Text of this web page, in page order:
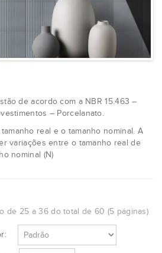
de acordo com a NBR 15.463 –
– Porcelanato.
real e o tamanho nominal. A
variações entre o tamanho real de
nominal (N)
de 25 a 36 do total de 60 (5 páginas)